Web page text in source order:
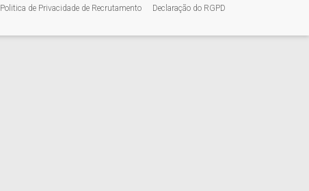
Politica de Privacidade de Recrutamento Declaração do RGPD